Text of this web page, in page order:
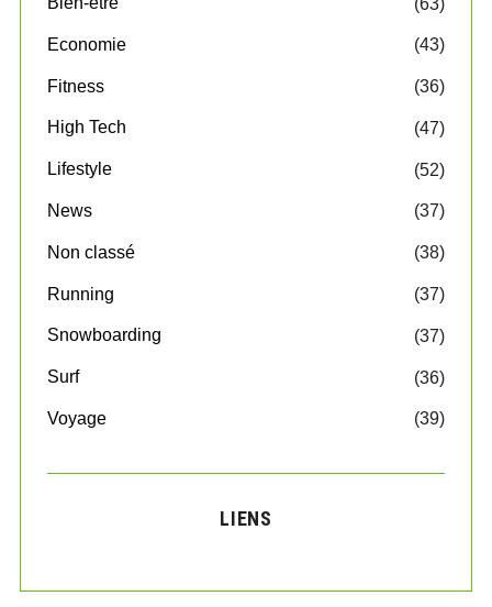
Economie (43)
Fitness (36)
High Tech (47)
Lifestyle (52)
News (37)
Non classé (38)
Running (37)
Snowboarding (37)
Surf (36)
Voyage (39)
LIENS